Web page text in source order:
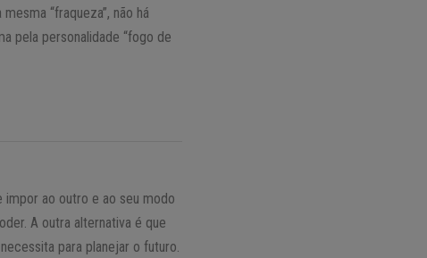
“fraqueza”, não há
pela personalidade “fogo de
impor ao outro e ao seu modo
A outra alternativa é que
para planejar o futuro.